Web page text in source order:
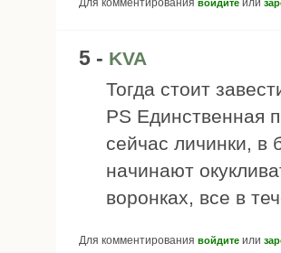
войдите
5 - KVA
Тогда стоит
PS Единственная
сейчас личинки, в
начинают
воронках, все в
Для комментирования войдите или